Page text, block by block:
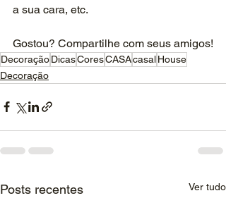
a sua cara, etc.
Gostou? Compartilhe com seus amigos!
DecoraçãoDicasCoresCASAcasalHouse
Decoração
Posts recentes Ver tudo